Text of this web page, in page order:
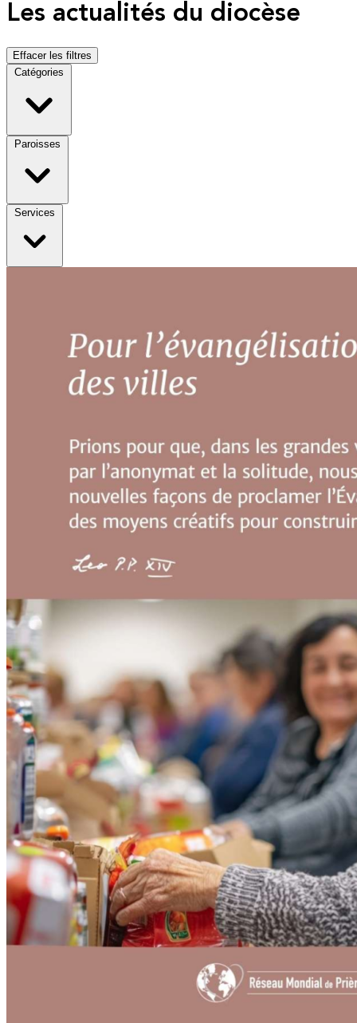
Les actualités du diocèse
Effacer les filtres
Catégories
Paroisses
Services